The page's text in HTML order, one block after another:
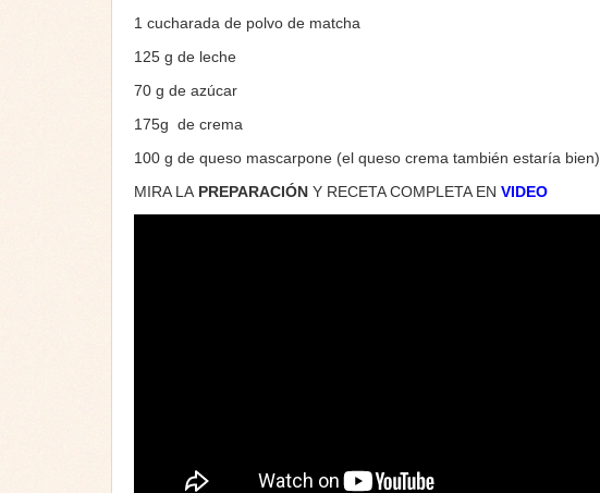
1 cucharada de polvo de matcha
125 g de leche
70 g de azúcar
175g de crema
100 g de queso mascarpone (el queso crema también estaría bien)
MIRA LA PREPARACIÓN Y RECETA COMPLETA EN VIDEO